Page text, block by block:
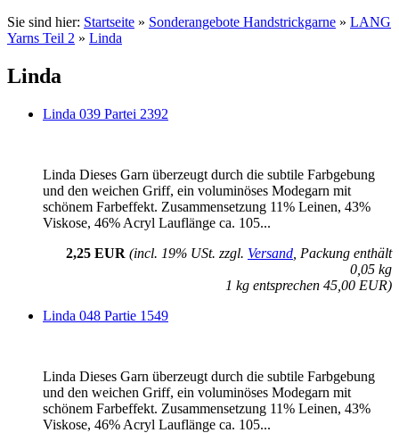
Sie sind hier: Startseite » Sonderangebote Handstrickgarne » LANG
Yarns Teil 2 » Linda
Linda
Linda 039 Partei 2392
Linda Dieses Garn überzeugt durch die subtile Farbgebung
und den weichen Griff, ein voluminöses Modegarn mit
schönem Farbeffekt. Zusammensetzung 11% Leinen, 43%
Viskose, 46% Acryl Lauflänge ca. 105...
2,25 EUR (incl. 19% USt. zzgl. Versand , Packung enthält
0,05 kg
1 kg entsprechen 45,00 EUR)
Linda 048 Partie 1549
Linda Dieses Garn überzeugt durch die subtile Farbgebung
und den weichen Griff, ein voluminöses Modegarn mit
schönem Farbeffekt. Zusammensetzung 11% Leinen, 43%
Viskose, 46% Acryl Lauflänge ca. 105...